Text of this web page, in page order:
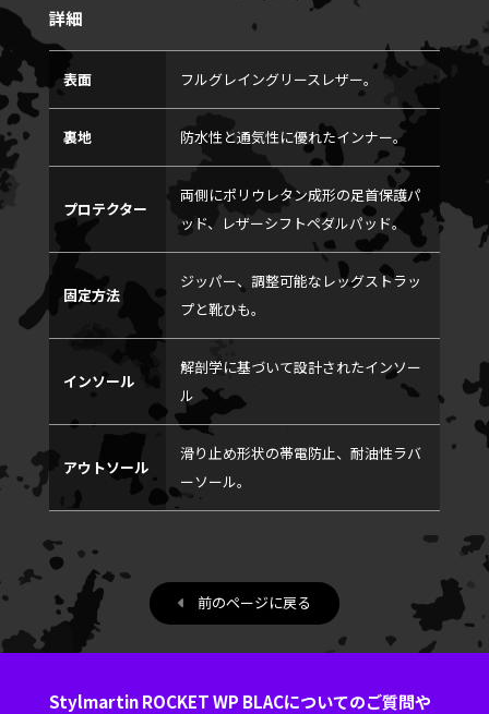
詳細
表面 フルグレイングリースレザー。
裏地 防水性と通気性に優れたインナー。
プロテクター
両側にポリウレタン成形の足首保護パ
ッド、レザーシフトペダルパッド。
固定方法
ジッパー、調整可能なレッグストラッ
プと靴ひも。
インソール
解剖学に基づいて設計されたインソー
ル
アウトソール
滑り止め形状の帯電防止、耐油性ラバ
ーソール。
前のページに戻る
Stylmartin ROCKET WP BLACについてのご質問や